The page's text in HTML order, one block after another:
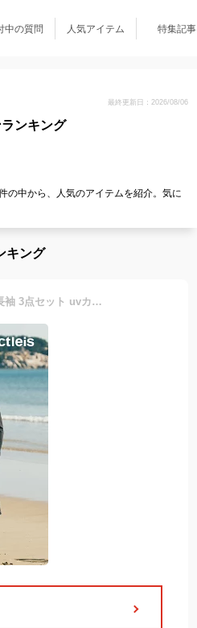
中の質問 人気アイテム 特集記事
最終更新日：2026/08/06
ンキング
の中から、人気のアイテムを紹介。気に
キング
水着 メンズ 上下セット ラッシュガード 上下 セット 長袖 3点セット uvカット uv upf50+ シャツ tシャツ レギンス 大きいサイズ 紫外線対策 体型カバー サーフィン シュノーケリング 夏プール 海 海水浴 サウナ